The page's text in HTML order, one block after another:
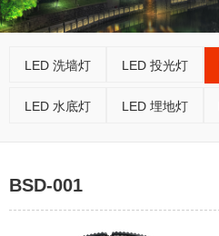
LED 洗墙灯 LED 投光灯
LED 水底灯 LED 埋地灯
BSD-001